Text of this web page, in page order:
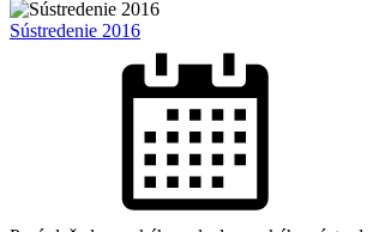
Sústredenie 2016